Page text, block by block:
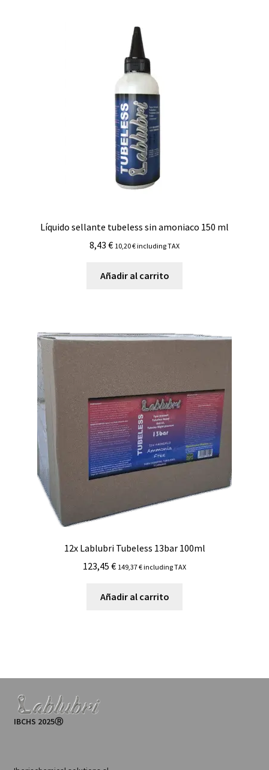
Líquido sellante tubeless sin amoniaco 150 ml
8,43 € 10,20€including TAX
Añadir al carrito
12x Lablubri Tubeless 13bar 100ml
123,45 € 149,37€including TAX
Añadir al carrito
IBCHS 2025Ⓡ